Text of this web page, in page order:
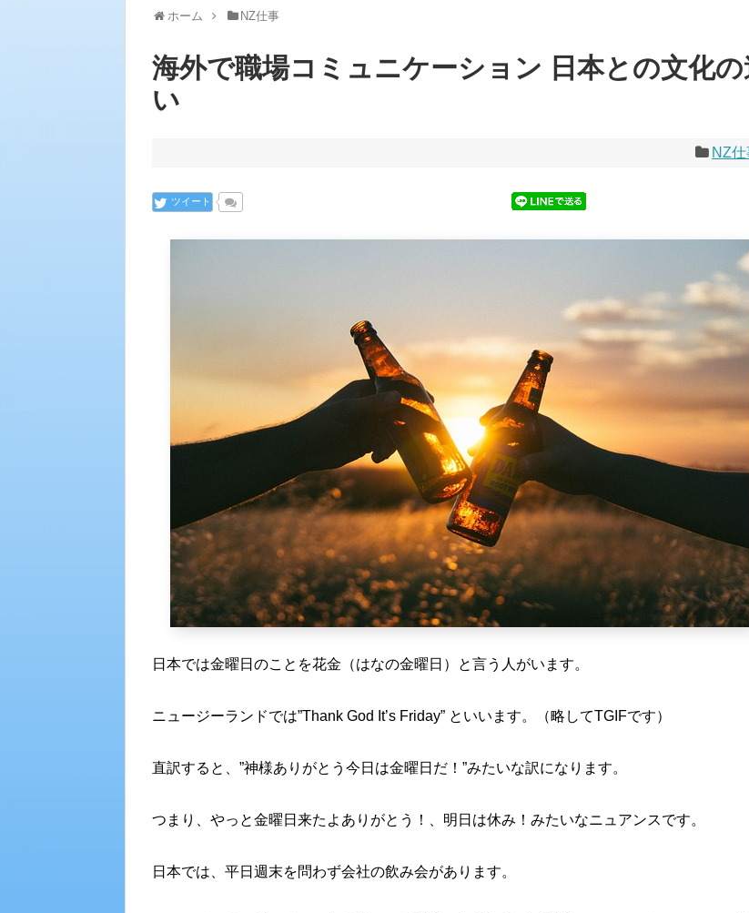
ホーム NZ仕事
海外で職場コミュニケーション 日本との文化の
い
NZ
ツイート
日本では金曜日のことを花金（はなの金曜日）と言う人がいます。
ニュージーランドでは”Thank God It’s Friday” といいます。（略してTGIFです）
直訳すると、”神様ありがとう今日は金曜日だ！”みたいな訳になります。
つまり、やっと金曜日来たよありがとう！、明日は休み！みたいなニュアンスです。
日本では、平日週末を問わず会社の飲み会があります。